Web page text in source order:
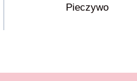
Pieczywo